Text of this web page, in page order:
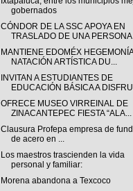
gobernados
CÓNDOR DE LA SSC APOYA EN
TRASLADO DE UNA PERSONA
MANTIENE EDOMÉX
NATACIÓN ARTÍSTICA DU...
INVITAN A ESTUDIANTES DE
EDUCACIÓN BÁSICA A
OFRECE MUSEO VIRREINAL DE
ZINACANTEPEC FIESTA “ALA...
Clausura Profepa empresa de
de acero en ...
Los maestros trascienden la vida
personal y familiar:
Morena abandona a Texcoco